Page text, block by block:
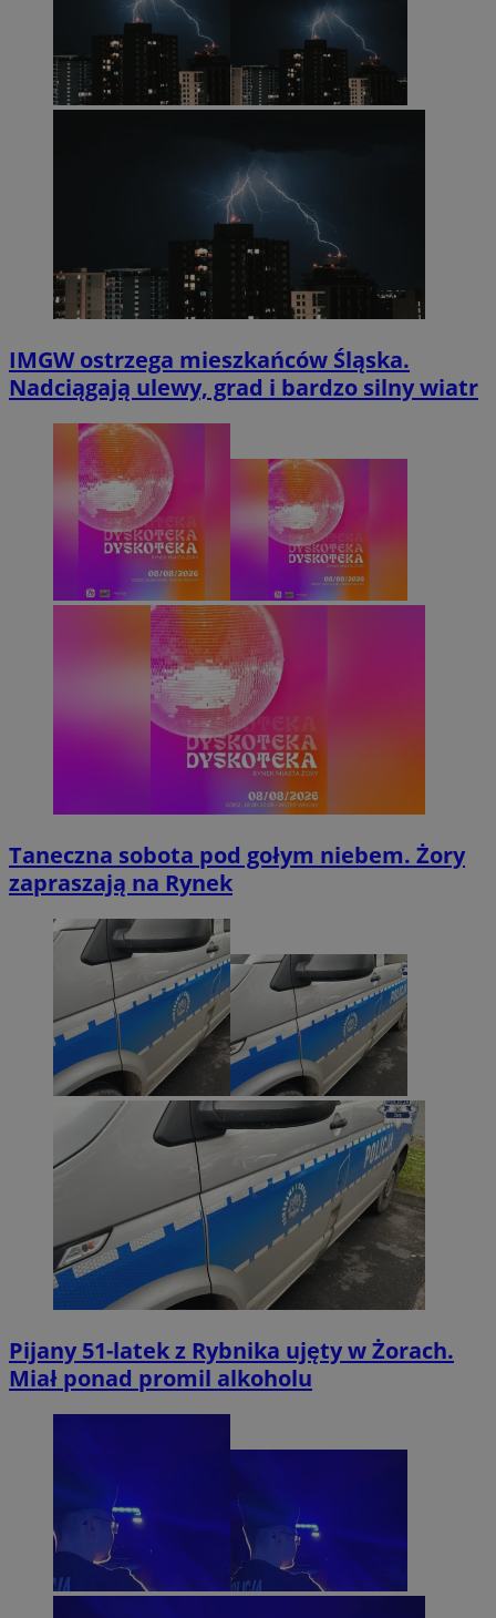
IMGW ostrzega mieszkańców Śląska.
Nadciągają ulewy, grad i bardzo silny wiatr
Taneczna sobota pod gołym niebem. Żory
zapraszają na Rynek
Pijany 51-latek z Rybnika ujęty w Żorach.
Miał ponad promil alkoholu